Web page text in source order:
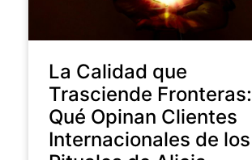
La Calidad que
Trasciende Fronteras:
Qué Opinan Clientes
Internacionales de los